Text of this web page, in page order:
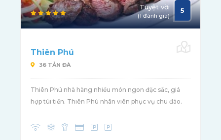
Tuyệt vời
(1 đánh giá)
5
Thiên Phú
36 TẢN ĐÀ
Thiên Phú nhà hàng nhiều món ngon đặc sắc, giá
hợp túi tiền. Thiên Phú nhân viên phục vụ chu đáo.